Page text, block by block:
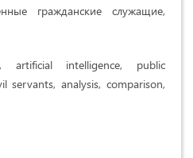
гражданские служащие,
artificial intelligence, public
servants, analysis, comparison,